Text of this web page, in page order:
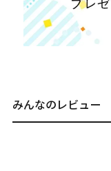
みんなのレビュー